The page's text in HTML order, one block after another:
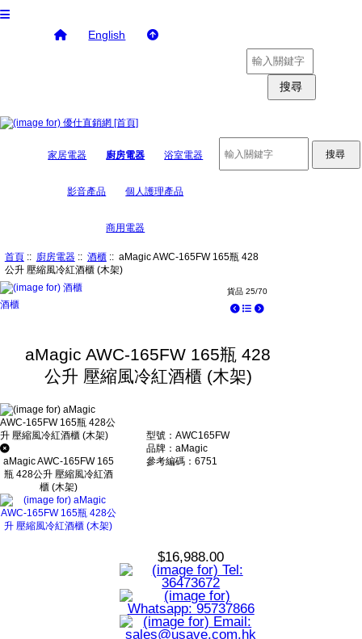
English
家居電器 廚房電器 浴室電器
影音產品 個人護理產品
商用電器
首頁:: 廚房電器:: 酒櫃:: aMagic AWC-165FW 165瓶 428
公升 壓縮風冷紅酒櫃 (木架)
酒櫃
貨品 25/70
aMagic AWC-165FW 165瓶 428
公升 壓縮風冷紅酒櫃 (木架)
aMagic AWC-165FW 165
瓶 428公升 壓縮風冷紅酒
櫃 (木架)
型號：AWC165FW
品牌：aMagic
參考編碼：6751
$16,988.00